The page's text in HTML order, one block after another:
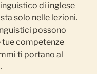
di inglese
solo nelle lezioni.
possono
competenze
ti portano al